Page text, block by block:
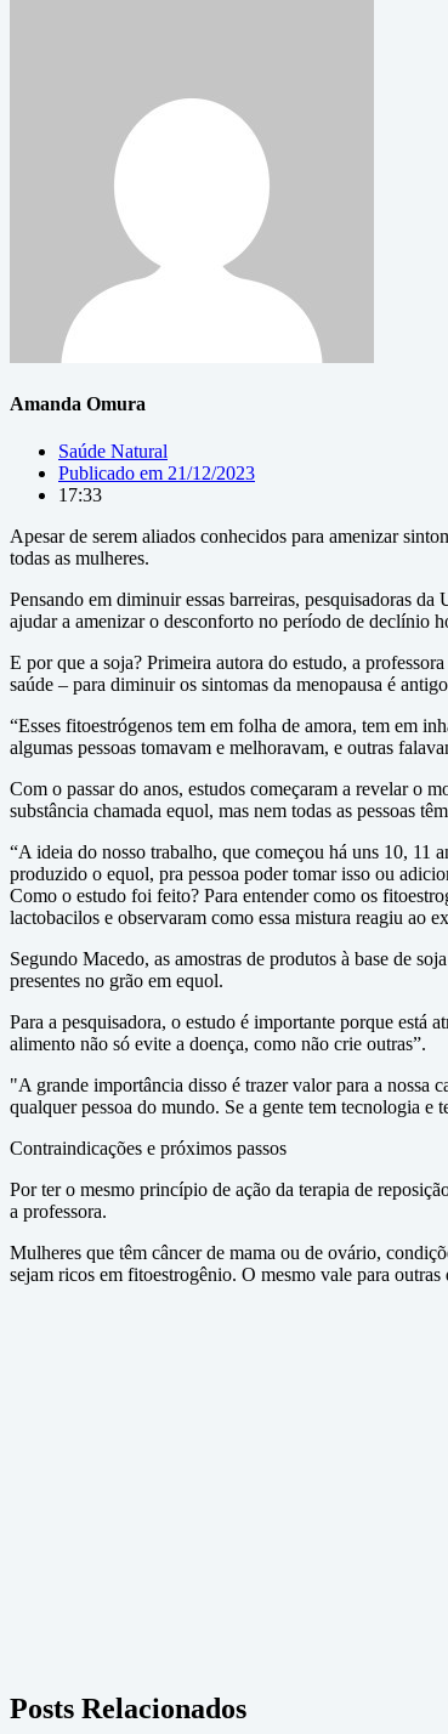
Amanda Omura
Saúde Natural
Publicado em 21/12/2023
17:33
Apesar de serem aliados conhecidos para amenizar
todas as mulheres.
Pensando em diminuir essas barreiras, pesquisadoras
ajudar a amenizar o desconforto no período de declínio
E por que a soja? Primeira autora do estudo, a
saúde – para diminuir os sintomas da menopausa é
“Esses fitoestrógenos tem em folha de amora, tem em
algumas pessoas tomavam e melhoravam, e outras
Com o passar do anos, estudos começaram a revelar o
substância chamada equol, mas nem todas as pessoas
“A ideia do nosso trabalho, que começou há uns 10, 11
produzido o equol, pra pessoa poder tomar isso ou
Como o estudo foi feito? Para entender como os
lactobacilos e observaram como essa mistura reagiu ao
Segundo Macedo, as amostras de produtos à base de
presentes no grão em equol.
Para a pesquisadora, o estudo é importante porque está
alimento não só evite a doença, como não crie outras”.
"A grande importância disso é trazer valor para a nossa
qualquer pessoa do mundo. Se a gente tem tecnologia
Contraindicações e próximos passos
Por ter o mesmo princípio de ação da terapia de
a professora.
Mulheres que têm câncer de mama ou de ovário,
sejam ricos em fitoestrogênio. O mesmo vale para
Posts Relacionados